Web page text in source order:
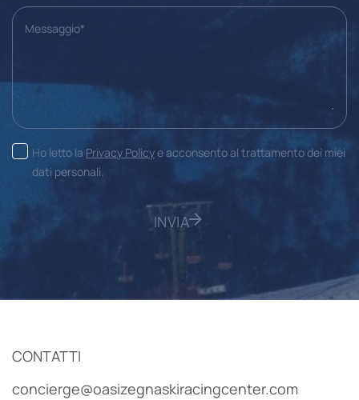
Messaggio*
Ho letto la Privacy Policye acconsento al trattamento dei miei
dati personali.
INVIA
CONTATTI
concierge@oasizegnaskiracingcenter.com